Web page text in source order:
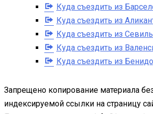
Куда съездить из
Куда съездить из
Куда съездить из
Куда съездить из
Куда съездить из
Запрещено копирование материала
индексируемой ссылки на страницу